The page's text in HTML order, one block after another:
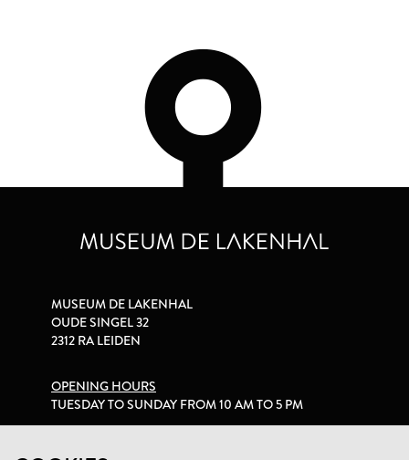
MUSEUM DE LAKENHAL
OUDE SINGEL 32
2312 RA LEIDEN
OPENING HOURS
TUESDAY TO SUNDAY FROM 10 AM TO 5 PM